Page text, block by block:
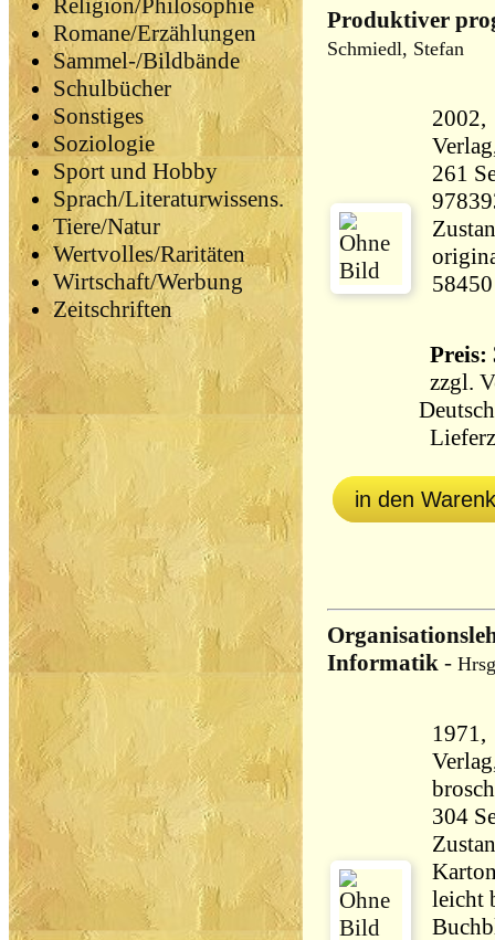
Religion/Philosophie
Romane/Erzählungen
Sammel-/Bildbände
Schulbücher
Sonstiges
Soziologie
Sport und Hobby
Sprach/Literaturwissens.
Tiere/Natur
Wertvolles/Raritäten
Wirtschaft/Werbung
Zeitschriften
Produktiver
Schmiedl, Stefan
2002,
261 Seiten
58450
Preis:
zzgl.
in den
Informatik -
1971,
leicht